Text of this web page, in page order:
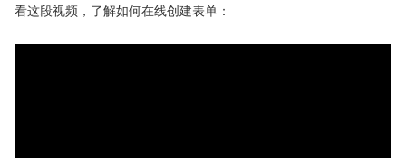
看这段视频，了解如何在线创建表单：